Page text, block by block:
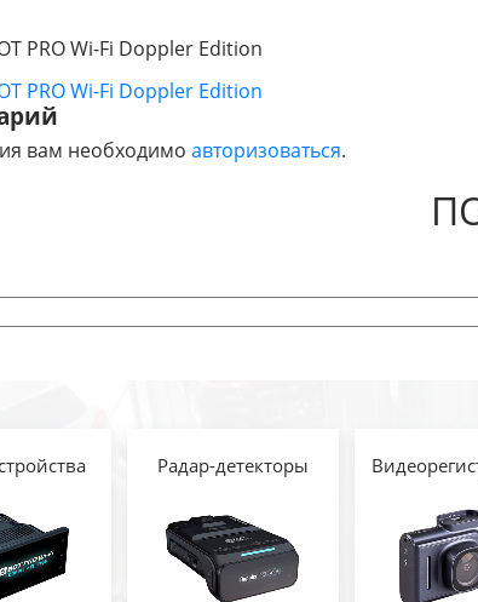
PRO Wi-Fi Doppler Edition
PRO Wi-Fi Doppler Edition
вам необходимо авторизоваться.
Радар-детекторы